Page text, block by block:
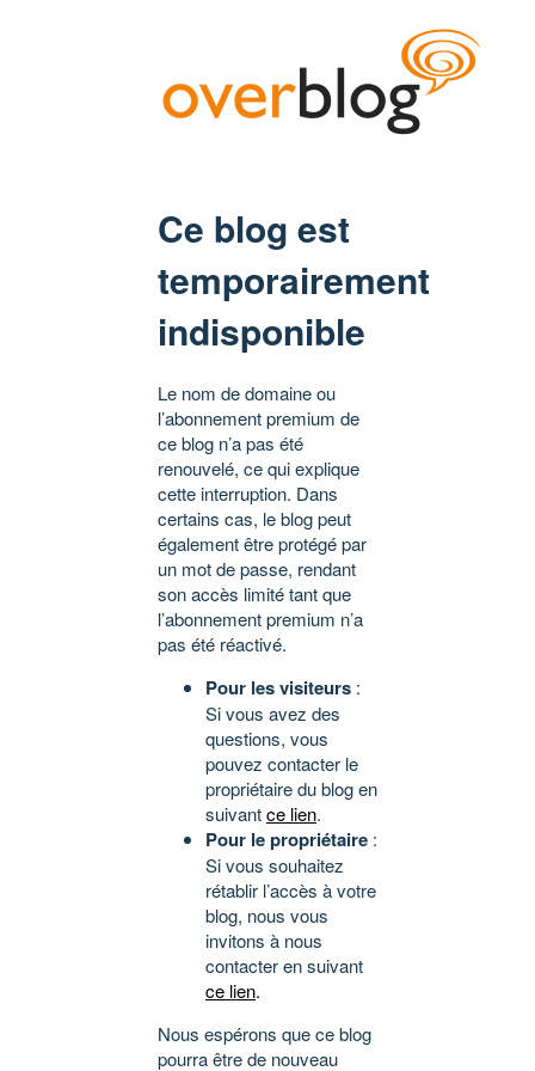
Ce blog est
temporairement
indisponible
Le nom de domaine ou
l’abonnement premium de
ce blog n’a pas été
renouvelé, ce qui explique
cette interruption. Dans
certains cas, le blog peut
également être protégé par
un mot de passe, rendant
son accès limité tant que
l’abonnement premium n’a
pas été réactivé.
Pour les visiteurs :
Si vous avez des
questions, vous
pouvez contacter le
propriétaire du blog en
suivantce lien.
Pour le propriétaire :
Si vous souhaitez
rétablir l’accès à votre
blog, nous vous
invitons à nous
contacter en suivant
ce lien.
Nous espérons que ce blog
pourra être de nouveau